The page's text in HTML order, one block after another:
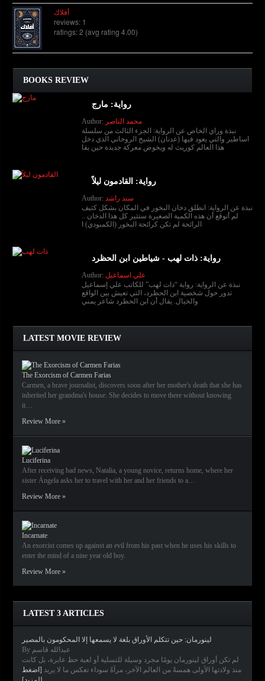
أفلاك
reviews: 1
ratings: 2 (avg rating 4.00)
BOOKS REVIEW
رواية: مارج
Author: محمد الناصر
نبذة وراي الخاص عن الرواية: الجزء الثالث من سلسلة
اساطير والتي يعود فيها (عدنان) الشيخ الروحاني الذي دخل
هذا العالم كوريث له ويخوض معركة جديدة حين يقا
رواية: القادمون ليلاً
Author: سند راشد
نبذة عن الرواية: انطلق دخان البخور في المكان بشكل كثيف
لم أتوقع أن هذه الكمية الصغيرة ستثير كل هذا الدخان ..
الرائحة لم تكن كرائحة البخور (الكمبودي) ا
رواية: ذات لهب - شياطين ابن الحظرد
Author: علي اسماعيل
نبذة عن الرواية: رواية “ذات لهب” للكاتب علي إسماعيل
تدور حول شخصية ابن الحظرد، التي تعيش بين الواقع
والخيال. يقال أن ابن الحظرد شاعر يمني
LATEST MOVIE REVIEW
The Exorcism of Carmen Farias
Carmen, a brave journalist, discovers soon after her mother's death that she has
inherited her grandma's house. She decides to move there without knowing
it…
Review More »
Luciferina
After receiving bad news, Natalia, a young novice, returns home, where her
sister Ángela asks her to travel with her and her friends to a…
Review More »
Incarnate
An exorcist comes up against an evil from his past when he uses his skills to
enter the mind of a nine year old boy.
Review More »
LATEST 3 ARTICLES
لينورمان: حين تتكلم الأوراق بلغة لا يسمعها إلا المحكومون بالمصير
By عبدالله قاسم
لم تكن أوراق لينورمان يومًا مجرد وسيلة للتسلية أو لعبة حظ عابرة، بل كانت
منذ ولادتها الأولى همسةً من العالم الآخر، مرآةً سوداء تعكس ما لا يريد [اضغط